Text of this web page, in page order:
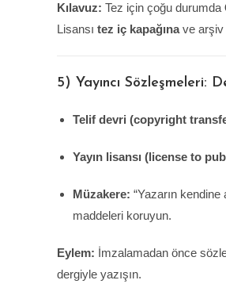
Kılavuz: Tez için çoğu durumda
Lisansı tez iç kapağınave arşiv
5) Yayıncı Sözleşmeleri:
Telif devri (copyright
Yayın lisansı (license to
Müzakere: “Yazarın
maddeleri koruyun.
Eylem: İmzalamadan önce
dergiyle yazışın.